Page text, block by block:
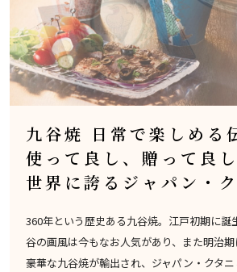
九谷焼 日常で楽しめる
使って良し、贈って良し
世界に誇るジャパン・
360年という歴史ある九谷焼。江戸初期に誕
谷の画風は今もなお人気があり、また明治
豪華な九谷焼が輸出され、ジャパン・クタ